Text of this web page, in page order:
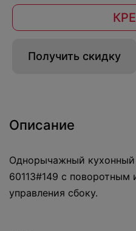
Получить скидку
Описание
Однорычажный кухонный
60113#149 с поворотным
управления сбоку.